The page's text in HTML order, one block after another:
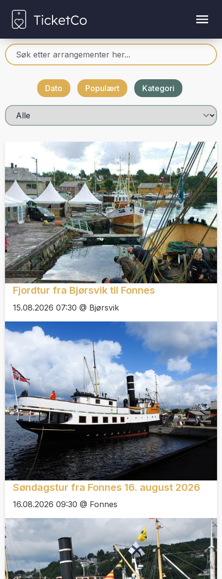
Dato Populært Kategori
Fjordtur fra Bjørsvik til Fonnes
15.08.2026 07:30 @ Bjørsvik
Søndagstur fra Fonnes 16. august 2026
16.08.2026 09:30 @ Fonnes